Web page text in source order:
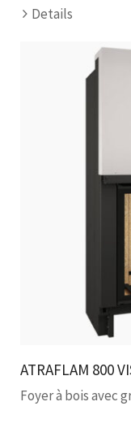
Details
ATRAFLAM 800
Foyer à bois avec